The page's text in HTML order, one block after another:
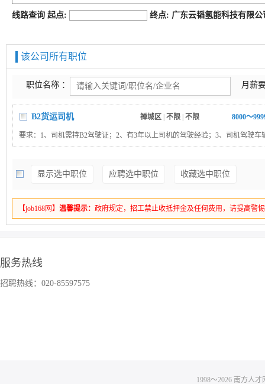
线路查询 起点: 终点: 广东云韬氢能科技有限
该公司所有职位
职位名称 ： 月薪
B2货运司机 禅城区 不限 不限 8000～
要求：1、司机需持B2驾驶证；2、有3年以上司机的驾驶经验；3、司机驾驶车
车，渣土车，搅拌车，自卸车，重卡”4、分为白班和晚班（半个月轮一次），
显示选中职位 应聘选中职位 收藏选中职位
【job168网】 温馨提示： 政府规定，招工禁止收抵押金及任何费用，请提高警
服务热线
招聘热线：020-85597575
1998～2026 南方人才